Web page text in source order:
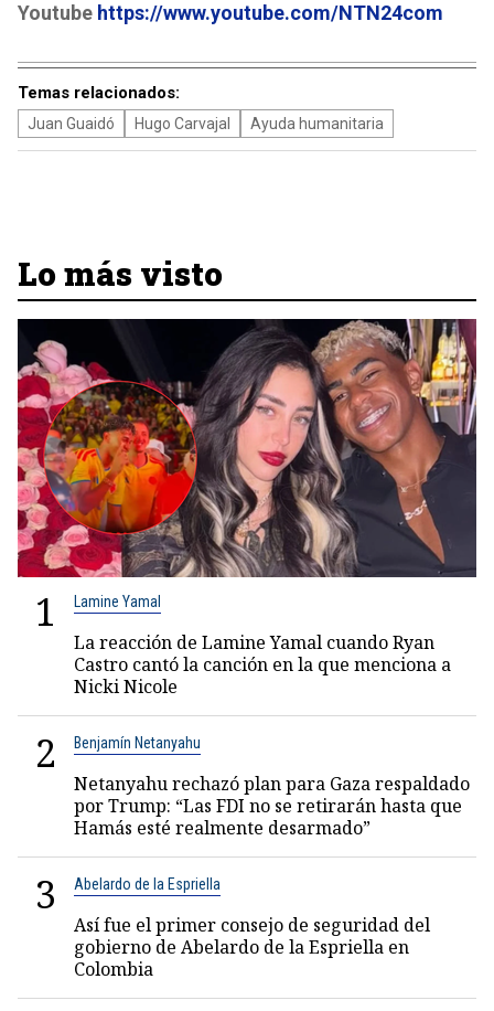
Youtube https://www.youtube.com/NTN24com
Temas relacionados:
Juan Guaidó Hugo Carvajal Ayuda humanitaria
Lo más visto
1 Lamine Yamal
La reacción de Lamine Yamal cuando Ryan
Castro cantó la canción en la que menciona a
Nicki Nicole
2 Benjamín Netanyahu
Netanyahu rechazó plan para Gaza respaldado
por Trump: “Las FDI no se retirarán hasta que
Hamás esté realmente desarmado”
3 Abelardo de la Espriella
Así fue el primer consejo de seguridad del
gobierno de Abelardo de la Espriella en
Colombia